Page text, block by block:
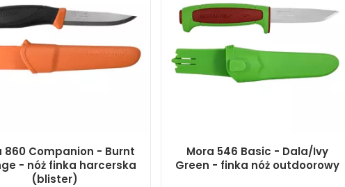
860 Companion - Burnt
- nóż finka harcerska
(blister)
Mora 546 Basic - Dala/Ivy
Green - finka nóż outdoorowy